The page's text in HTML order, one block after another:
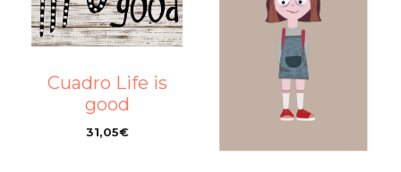
Cuadro Life is
good
31,05€